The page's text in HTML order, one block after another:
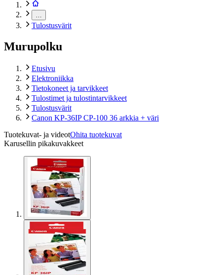
Tulostusvärit
Murupolku
Etusivu
Elektroniikka
Tietokoneet ja tarvikkeet
Tulostimet ja tulostintarvikkeet
Tulostusvärit
Canon KP-36IP CP-100 36 arkkia + väri
Tuotekuvat- ja videotOhita tuotekuvat
Karusellin pikakuvakkeet